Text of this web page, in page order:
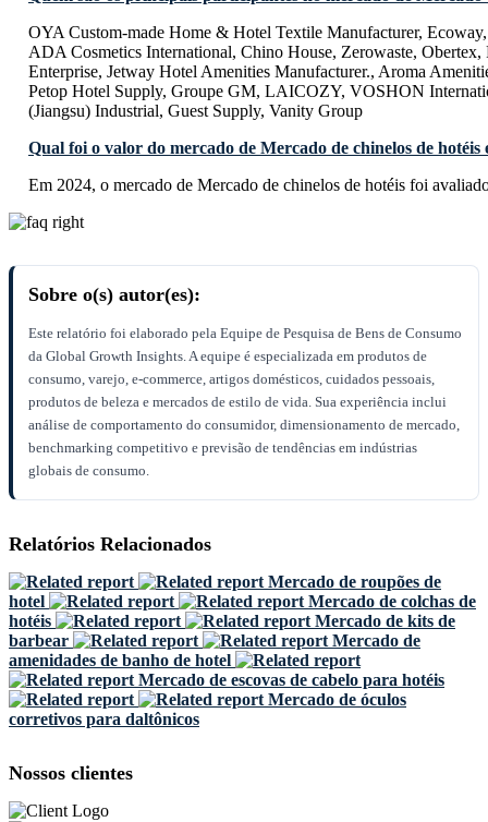
OYA Custom-made Home & Hotel Textile Manufacturer,
ADA Cosmetics International, Chino House, Zerowaste, Obertex,
Enterprise, Jetway Hotel Amenities Manufacturer., Aroma
Petop Hotel Supply, Groupe GM, LAICOZY, VOSHON
(Jiangsu) Industrial, Guest Supply, Vanity Group
Qual foi o valor do mercado de Mercado de chinelos de hotéis
Em 2024, o mercado de Mercado de chinelos de hotéis foi
Sobre o(s) autor(es):
Este relatório foi elaborado pela Equipe de Pesquisa de Bens de Consumo
da Global Growth Insights. A equipe é especializada em produtos de
consumo, varejo, e-commerce, artigos domésticos, cuidados pessoais,
produtos de beleza e mercados de estilo de vida. Sua experiência inclui
análise de comportamento do consumidor, dimensionamento de mercado,
benchmarking competitivo e previsão de tendências em indústrias
globais de consumo.
Relatórios Relacionados
Mercado de roupões de
hotel
Mercado de colchas de
hotéis
Mercado de kits de
barbear
Mercado de
amenidades de banho de hotel
Mercado de escovas de cabelo para hotéis
Mercado de óculos
corretivos para daltônicos
Nossos clientes